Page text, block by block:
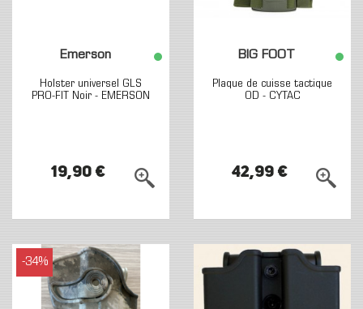
Emerson
Holster universel GLS
PRO-FIT Noir - EMERSON
19,90 €
BIG FOOT
Plaque de cuisse tactique
OD - CYTAC
42,99 €
-34%